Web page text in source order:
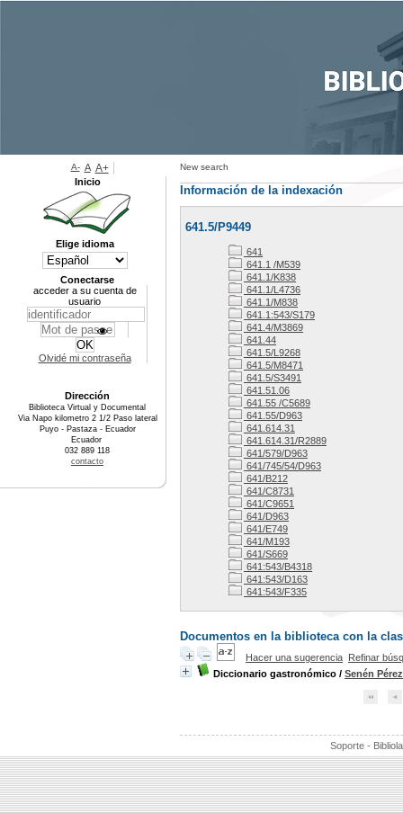
New search
Información de la indexación
641.5/P9449
641
641.1 /M539
641.1/K838
641.1/L4736
641.1/M838
641.1:543/S179
641.4/M3869
641.44
641.5/L9268
641.5/M8471
641.5/S3491
641.51.06
641.55 /C5689
641.55/D963
641.614.31
641.614.31/R2889
641/579/D963
641/745/54/D963
641/B212
641/C8731
641/C9651
641/D963
641/E749
641/M193
641/S669
641:543/B4318
641:543/D163
641:543/F335
Documentos en la biblioteca con la
Hacer una sugerencia Refinar
Diccionario gastronómico / Senén
Soporte -
A- A A+
Inicio
Elige idioma
Conectarse
acceder a su cuenta de
usuario
Olvidé mi contraseña
Dirección
Biblioteca Virtual y Documental
Via Napo kilometro 2 1/2 Paso lateral
Puyo - Pastaza - Ecuador
Ecuador
032 889 118
contacto